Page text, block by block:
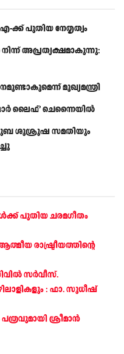
ക്ക് പുതിയ നേതൃത്വം
അപ്രത്യക്ഷമാകുന്നു:
മുഖ്യമന്ത്രി
ലൈഫ്’ ചെന്നൈയിൽ
ശുശ്രൂഷ സമതിയും
പുതിയ ചരമഗീതം
രാഷ്ട്രീയത്തിന്റെ
സർവീസ്.
: ഫാ. സുധീഷ്
ശ്രീമാന്‍